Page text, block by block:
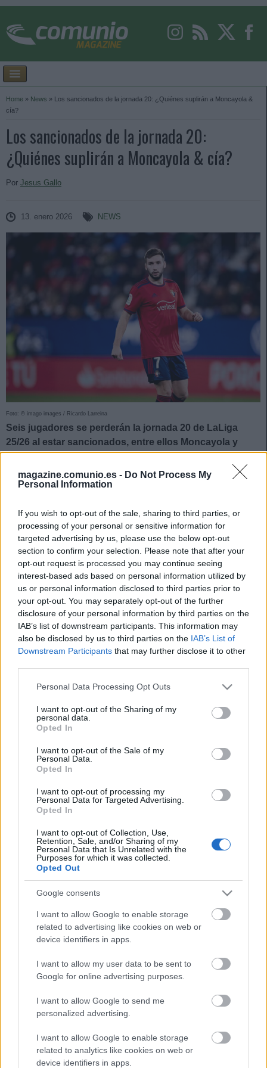
magazine.comunio.es - Do Not Process My
Personal Information
If you wish to opt-out of the sale, sharing to third parties, or
processing of your personal or sensitive information for
targeted advertising by us, please use the below opt-out
section to confirm your selection. Please note that after your
opt-out request is processed you may continue seeing
interest-based ads based on personal information utilized by
us or personal information disclosed to third parties prior to
your opt-out. You may separately opt-out of the further
disclosure of your personal information by third parties on the
IAB’s list of downstream participants. This information may
also be disclosed by us to third parties on the IAB’s List of
Downstream Participants that may further disclose it to other
Please note that this website/app uses one or more Google
not limited to your visit or usage behaviour. You may click to
grant or deny consent to Google and its third-party tags to
use your data for below specified purposes in below Google
consent section.
Personal Data Processing Opt Outs
I want to opt-out of the Sharing of my
personal data.
Opted In
I want to opt-out of the Sale of my
Personal Data.
Opted In
I want to opt-out of processing my
Personal Data for Targeted Advertising.
Opted In
I want to opt-out of Collection, Use,
Retention, Sale, and/or Sharing of my
Personal Data that Is Unrelated with the
Purposes for which it was collected.
Opted Out
Google consents
I want to allow Google to enable storage
related to advertising like cookies on web or
device identifiers in apps.
I want to allow my user data to be sent to
Google for online advertising purposes.
I want to allow Google to send me
personalized advertising.
I want to allow Google to enable storage
related to analytics like cookies on web or
device identifiers in apps.
Home » News » Los sancionados de la jornada 20: ¿Quiénes suplirán a Moncayola &
cía?
Los sancionados de la jornada 20:
¿Quiénes suplirán a Moncayola & cía?
Por Jesus Gallo
13. enero 2026 NEWS
Foto: © imago images / Ricardo Larreina
Seis jugadores se perderán la jornada 20 de LaLiga
25/26 al estar sancionados, entre ellos Moncayola y
Maffeo. ¿Quiénes les reemplazarán en sus respectivos
equipos?
Pablo Maffeo (Mallorca)
Jagoba Arrasate no podrá contar con el lateral derecho para
el partido del próximo domingo ante el Athletic, tras ver la
quinta amarilla del curso en la jornada 19. Mateu Morey
será el encargado de suplir su ausencia en el once
bermellón.
Jon Moncayola (Osasuna)
Alessio Lisci tendrá que recomponer su centro del campo
Moncayola, sancionado por acumulación de
principales opciones para sustituirle.
El Oviedo viajará a Pamplona con la baja obligada de
amonestaciones. La ausencia del central angoleño será
cubierta por Dani Calvo, ya que Eric Bailly está lesionado.
Parte médico: los lesionados de la jornada 19
La jornada 19 de LaLiga 25/26 nos
Cucho Hernández o Javi Puado.
Repasamos su estado y posible
tiempo de baja en este artículo.
Roja Directa
Lass Korouma (Girona)
Osasuna tras agredir a un futbolista rojillo y podría
enfrentarse a una sanción de más de un partido. Lass es un